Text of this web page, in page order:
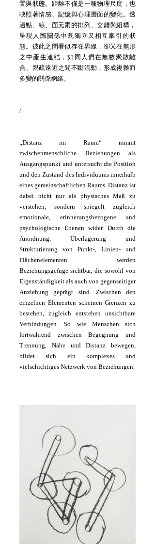
置與狀態。距離不僅是一種物理尺度，也
映照著情感、記憶與心理層面的變化。透
過點、線、面元素的排列、交錯與組構，
呈現人際關係中既獨立又相互牽引的狀
態。彼此之間看似存在界線，卻又在無形
之中產生連結，如同人們在無數聚散離
合、親疏遠近之間不斷流動，形成複雜而
多變的關係網絡。
/
„Distanz im Raum“ nimmt
zwischenmenschliche Beziehungen als
Ausgangspunkt und untersucht die Position
und den Zustand des Individuums innerhalb
eines gemeinschaftlichen Raums. Distanz ist
dabei nicht nur als physisches Maß zu
verstehen, sondern spiegelt zugleich
emotionale, erinnerungsbezogene und
psychologische Ebenen wider. Durch die
Anordnung, Überlagerung und
Strukturierung von Punkt-, Linien- und
Flächenelementen werden
Beziehungsgefüge sichtbar, die sowohl von
Eigenständigkeit als auch von gegenseitiger
Anziehung geprägt sind. Zwischen den
einzelnen Elementen scheinen Grenzen zu
bestehen, zugleich entstehen unsichtbare
Verbindungen. So wie Menschen sich
fortwährend zwischen Begegnung und
Trennung, Nähe und Distanz bewegen,
bildet sich ein komplexes und
vielschichtiges Netzwerk von Beziehungen.